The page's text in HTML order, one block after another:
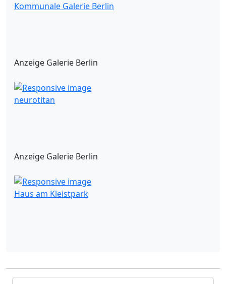
Kommunale Galerie Berlin
Anzeige Galerie Berlin
neurotitan
Anzeige Galerie Berlin
Haus am Kleistpark